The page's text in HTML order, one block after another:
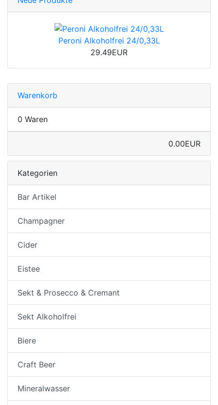
Peroni Alkoholfrei 24/0,33L
29.49EUR
Warenkorb
0 Waren
0.00EUR
Kategorien
Bar Artikel
Champagner
Cider
Eistee
Sekt & Prosecco & Cremant
Sekt Alkoholfrei
Biere
Craft Beer
Mineralwasser